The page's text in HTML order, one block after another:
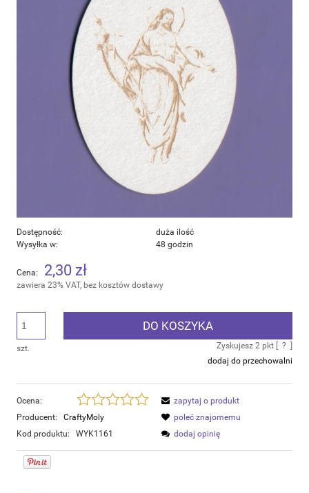
Dostępność:
duża ilość
Wysyłka w:
48 godzin
Cena: 2,30 zł
zawiera 23% VAT, bez kosztów dostawy
szt.
DO KOSZYKA
Zyskujesz 2 pkt [ ?
dodaj do przechowalni
Ocena:
Producent:
CraftyMoly
Kod produktu:
WYK1161
zapytaj o produkt
poleć znajomemu
dodaj opinię